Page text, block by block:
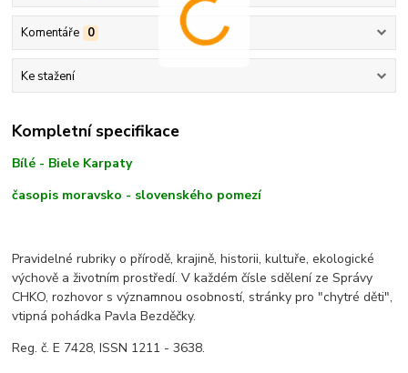
Komentáře 0
Ke stažení
Kompletní specifikace
Bílé - Biele Karpaty
časopis moravsko - slovenského pomezí
Pravidelné rubriky o přírodě, krajině, historii, kultuře, ekologické
výchově a životním prostředí. V každém čísle sdělení ze Správy
CHKO, rozhovor s významnou osobností, stránky pro "chytré děti",
vtipná pohádka Pavla Bezděčky.
Reg. č. E 7428, ISSN 1211 - 3638.